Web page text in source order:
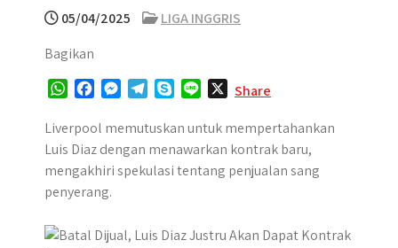
05/04/2025
LIGA INGGRIS
Bagikan
W
a
t
s
A
p
c
e
b
o
s
s
e
r
l
e
g
y
p
e
n
e
Share
Liverpool memutuskan untuk mempertahankan
Luis Diaz dengan menawarkan kontrak baru,
mengakhiri spekulasi tentang penjualan sang
penyerang.